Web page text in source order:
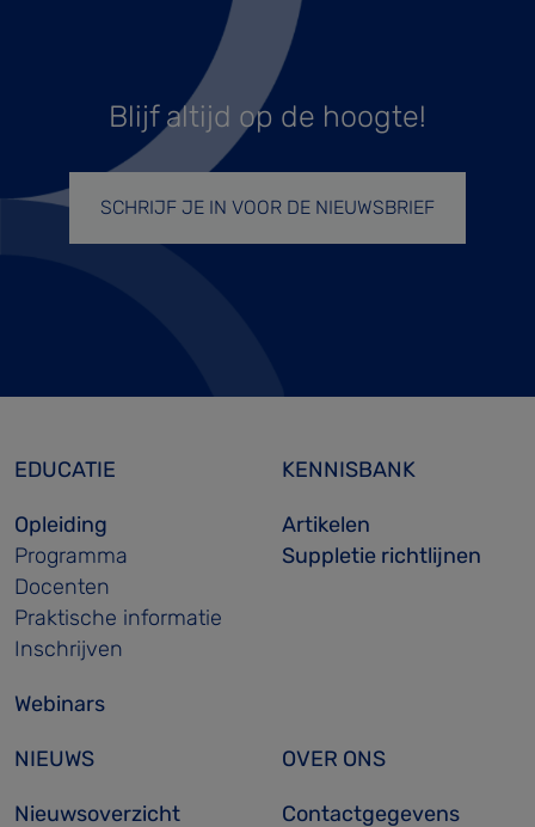
Blijf altijd op de hoogte!
SCHRIJF JE IN VOOR DE NIEUWSBRIEF
EDUCATIE
Opleiding
Programma
Docenten
Praktische informatie
Inschrijven
Webinars
KENNISBANK
Artikelen
Suppletie richtlijnen
NIEUWS
Nieuwsoverzicht
OVER ONS
Contactgegevens